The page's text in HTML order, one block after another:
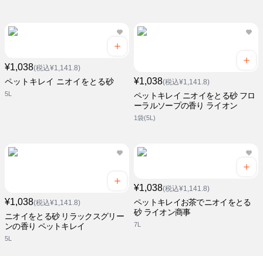
¥1,038(税込¥1,141.8)
ペットキレイ ニオイをとる砂
5L
¥1,038(税込¥1,141.8)
ペットキレイ ニオイをとる砂 フロ
ーラルソープの香り ライオン
1袋(5L)
¥1,038(税込¥1,141.8)
ニオイをとる砂 リラックスグリー
ンの香り ペットキレイ
5L
¥1,038(税込¥1,141.8)
ペットキレイお茶でニオイをとる
砂 ライオン商事
7L